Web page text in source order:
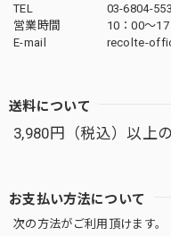
TEL
03-6804-
営業時間
10：00〜
E-mail
recolte-
送料について
3,980円（税込）以上
お支払い方法について
次の方法がご利用頂けます。